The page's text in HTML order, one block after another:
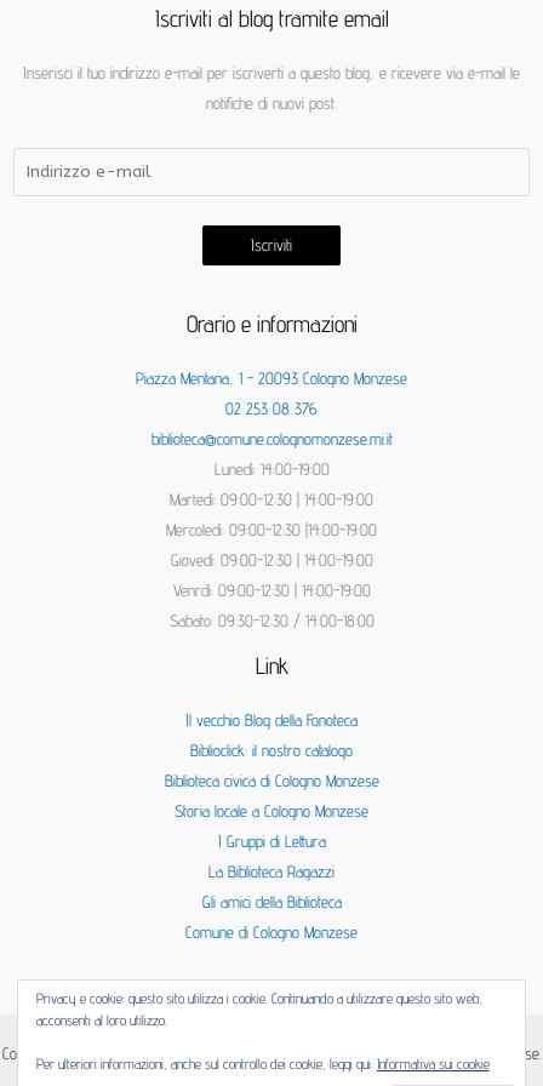
Iscriviti al blog tramite email
Inserisci il tuo indirizzo e-mail per iscriverti a questo blog, e ricevere via e-mail le
notifiche di nuovi post.
Iscriviti
Orario e informazioni
Piazza Mentana, 1 - 20093 Cologno Monzese
02 253 08 376
biblioteca@comune.colognomonzese.mi.it
Lunedì: 14:00-19:00
Martedì: 09:00-12:30 | 14:00-19:00
Mercoledì: 09:00-12:30 |14:00-19:00
Giovedì: 09:00-12:30 | 14:00-19:00
Venrdì: 09:00-12:30 | 14:00-19:00
Sabato: 09:30-12:30 / 14:00-18:00
Link
Il vecchio Blog della Fonoteca
Biblioclick: il nostro catalogo
Biblioteca civica di Cologno Monzese
Storia locale a Cologno Monzese
I Gruppi di Lettura
La Biblioteca Ragazzi
Gli amici della Biblioteca
Comune di Cologno Monzese
Copyright © 2026 | Fonoteca è una installazione della Biblioteca civica di Cologno Monzese.
Privacy e cookie: questo sito utilizza i cookie. Continuando a utilizzare questo sito web,
acconsenti al loro utilizzo.
Per ulteriori informazioni, anche sul controllo dei cookie, leggi qui: Informativa sui cookie